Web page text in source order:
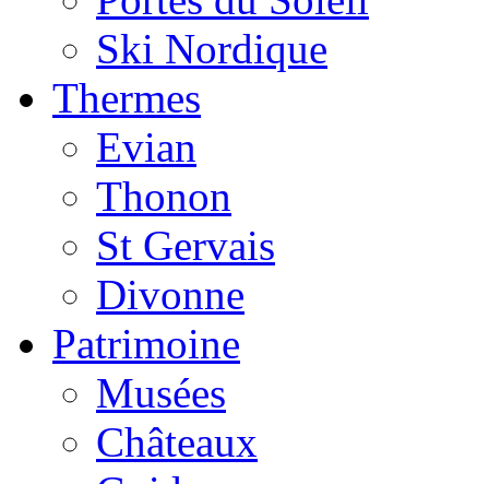
Ski Nordique
Thermes
Evian
Thonon
St Gervais
Divonne
Patrimoine
Musées
Châteaux